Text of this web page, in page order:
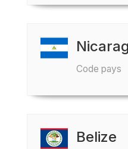
Code pays
Belize